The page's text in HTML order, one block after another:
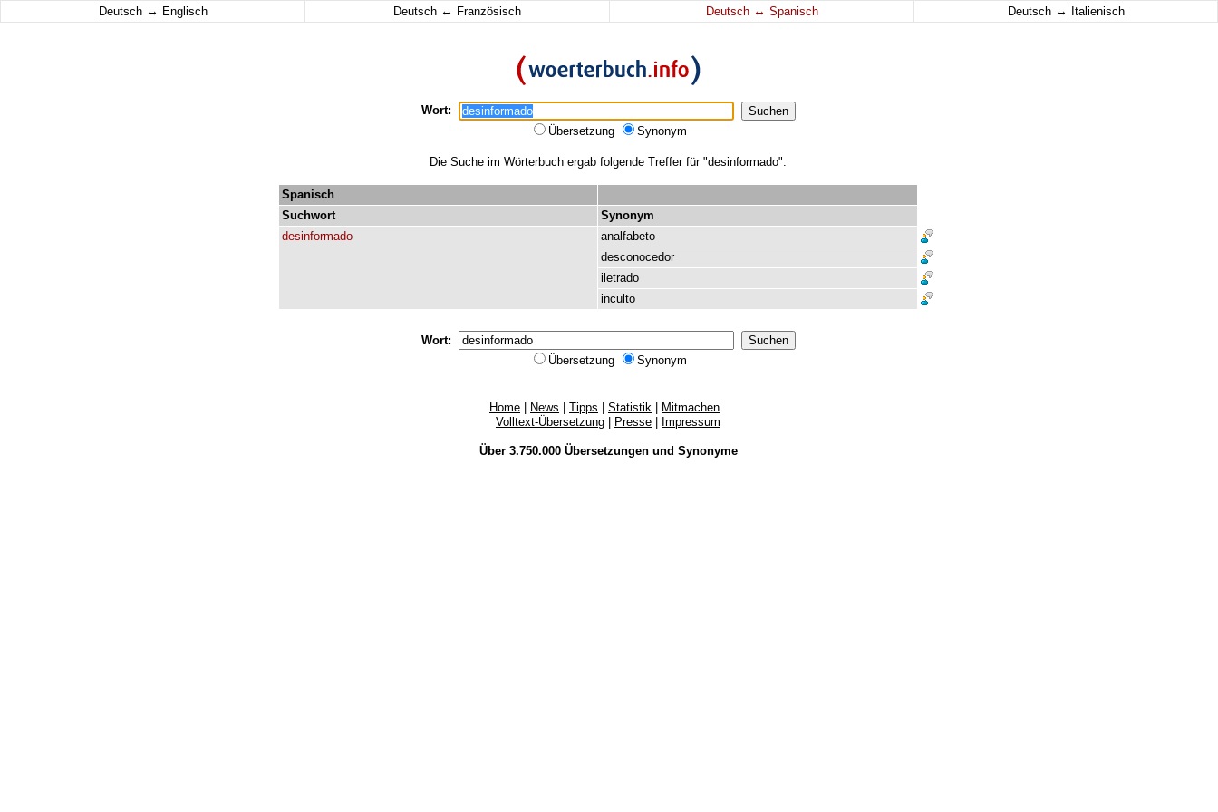
Deutsch ↔ Englisch Deutsch ↔ Französisch Deutsch ↔ Spanisch Deutsch ↔ Italienisch
Wort:
Übersetzung
Synonym
Die Suche im Wörterbuch ergab folgende Treffer für "desinformado":
Spanisch
Suchwort
Synonym
desinformado
analfabeto
desconocedor
iletrado
inculto
Wort:
Übersetzung
Synonym
Home News Tipps Statistik
Mitmachen
Volltext-Übersetzung
Presse Impressum
Über 3.750.000 Übersetzungenund Synonyme